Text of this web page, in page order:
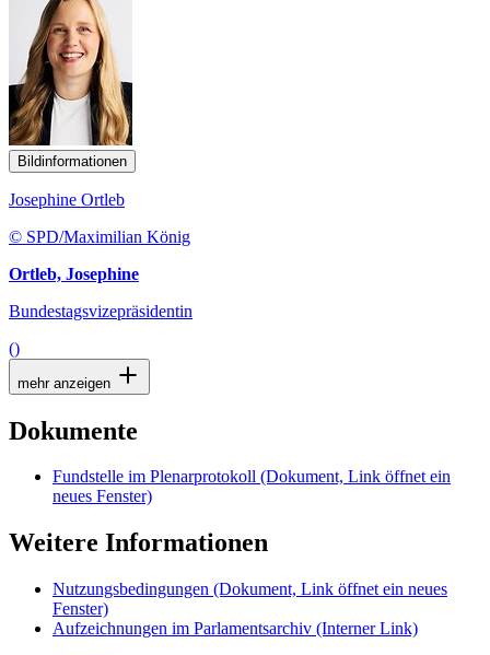
Bildinformationen
Josephine Ortleb
© SPD/Maximilian König
Ortleb, Josephine
Bundestagsvizepräsidentin
()
mehr anzeigen
Dokumente
Fundstelle im Plenarprotokoll (Dokument, Link öffnet ein
neues Fenster)
Weitere Informationen
Nutzungsbedingungen (Dokument, Link öffnet ein neues
Fenster)
Aufzeichnungen im Parlamentsarchiv (Interner Link)